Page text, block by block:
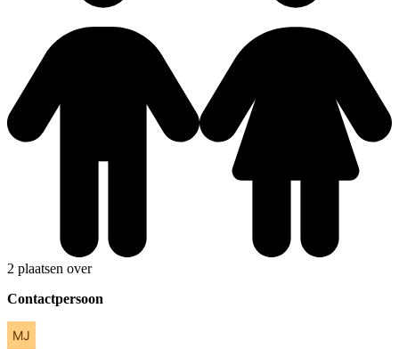
2 plaatsen over
Contactpersoon